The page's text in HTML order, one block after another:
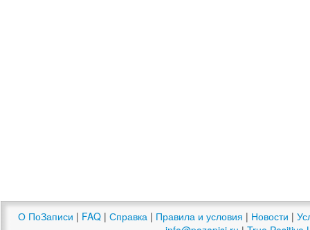
О ПоЗаписи | FAQ | Справка | Правила и условия | Новости |